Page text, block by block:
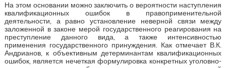
На этом основании можно заключить о вероятности наступления
квалификационных ошибок в правоприменительной
деятельности, а равно установление неверной связи между
заложенной в законе мерой государственного реагирования на
преступление данного вида, а также интенсивностью
применения государственного принуждения. Как отмечает В.К.
Андрианов, к объективным детерминантам квалификационных
ошибок, является нечеткая формулировка конкретных уголовно-